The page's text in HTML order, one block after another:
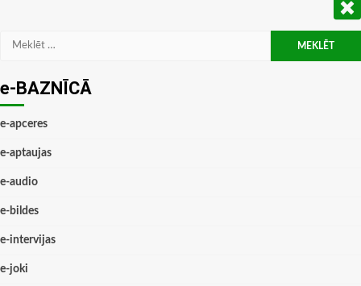
Meklēt:
e-BAZNĪCĀ
e-apceres
e-aptaujas
e-audio
e-bildes
e-intervijas
e-joki